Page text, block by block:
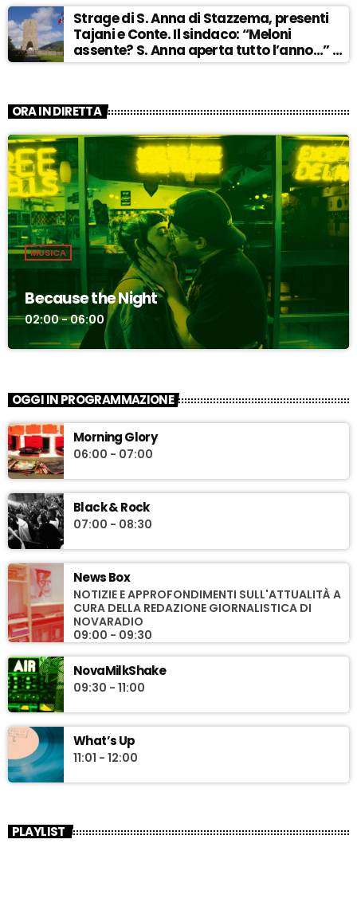
Strage di S. Anna di Stazzema, presenti
Tajani e Conte. Il sindaco: “Meloni
assente? S. Anna aperta tutto l’anno…” –
ASCOLTA
ORA IN DIRETTA
MUSICA
Because the Night
02:00 - 06:00
OGGI IN PROGRAMMAZIONE
Morning Glory
06:00 - 07:00
Black & Rock
07:00 - 08:30
News Box
NOTIZIE E APPROFONDIMENTI SULL'ATTUALITÀ A
CURA DELLA REDAZIONE GIORNALISTICA DI
NOVARADIO
09:00 - 09:30
NovaMilkShake
09:30 - 11:00
What’s Up
11:01 - 12:00
PLAYLIST